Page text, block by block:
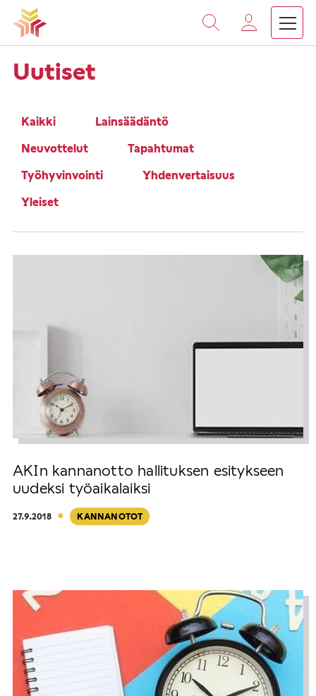
Vieritä
sisältöön
Etusivu
Uutiset
Kaikki
Lainsäädäntö
Neuvottelut
Tapahtumat
Työhyvinvointi
Yhdenvertaisuus
Yleiset
AKIn kannanotto hallituksen esitykseen
uudeksi työaikalaiksi
27.9.2018· KANNANOTOT